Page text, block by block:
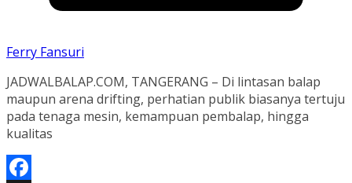
Ferry Fansuri
JADWALBALAP.COM, TANGERANG – Di lintasan balap
maupun arena drifting, perhatian publik biasanya tertuju
pada tenaga mesin, kemampuan pembalap, hingga
kualitas